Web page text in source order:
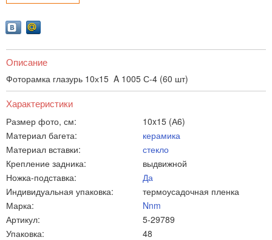
Описание
Фоторамка глазурь 10х15 A 1005 С-4 (60 шт)
Характеристики
Размер фото, см:
10x15 (А6)
Материал багета:
керамика
Материал вставки:
стекло
Крепление задника:
выдвижной
Ножка-подставка:
Да
Индивидуальная упаковка:
термоусадочная пленка
Марка:
Nnm
Артикул:
5-29789
Упаковка:
48